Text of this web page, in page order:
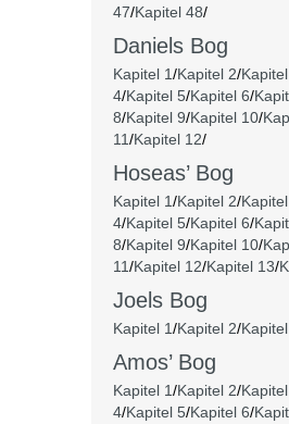
47/Kapitel 48/
Daniels Bog
Kapitel 1/Kapitel 2/
4/Kapitel 5/Kapitel 6/
8/Kapitel 9/Kapitel 10/
11/Kapitel 12/
Hoseas’ Bog
Kapitel 1/Kapitel 2/
4/Kapitel 5/Kapitel 6/
8/Kapitel 9/Kapitel 10/
11/Kapitel 12/Kapitel 13/
Joels Bog
Kapitel 1/Kapitel 2/
Amos’ Bog
Kapitel 1/Kapitel 2/
4/Kapitel 5/Kapitel 6/